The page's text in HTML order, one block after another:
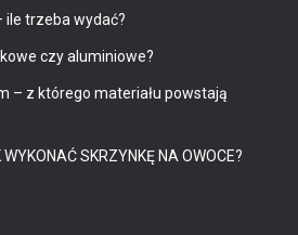
ile trzeba wydać?
czy aluminiowe?
– z którego materiału powstają
SKRZYNKĘ NA OWOCE?